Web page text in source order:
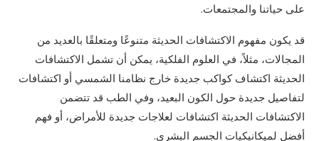
على حياتنا والمجتمعات.
قد يكون مفهوم الاكتشافات الحديثة متنوعًا ومتعلقًا بالعديد من
المجالات، مثلاً، في العلوم الفلكية، يمكن أن تشمل الاكتشافات
الحديثة اكتشاف كواكب جديدة خارج نظامنا الشمسي أو اكتشافات
لتفاصيل جديدة حول الكون البعيد، وفي الطب قد تتضمن
الاكتشافات الحديثة اكتشافات لعلاجات جديدة للأمراض، أو فهم
أفضل لميكانيكيات الجسم البشري.